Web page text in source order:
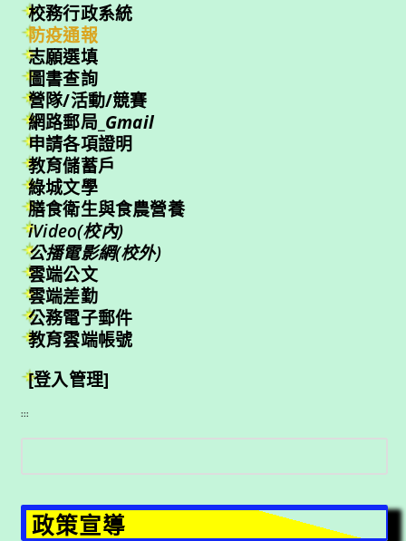
校務行政系統
防疫通報
志願選填
圖書查詢
營隊/活動/競賽
網路郵局_ Gmail
申請各項證明
教育儲蓄戶
綠城文學
膳食衛生與食農營養
iVideo(校內)
公播電影網(校外)
雲端公文
雲端差勤
公務電子郵件
教育雲端帳號
[登入管理]
:::
搜
尋
政策宣導